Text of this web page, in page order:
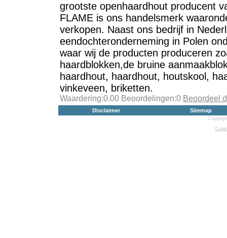
grootste openhaardhout producent
FLAME is ons handelsmerk
verkopen. Naast ons bedrijf in
eendochteronderneming in Polen
waar wij de producten produceren
haardblokken,de bruine
haardhout, haardhout, houtskool,
vinkeveen, briketten.
Waardering:0.00 Beoordelingen:0 Beoordeel
Disclaimer Sitemap